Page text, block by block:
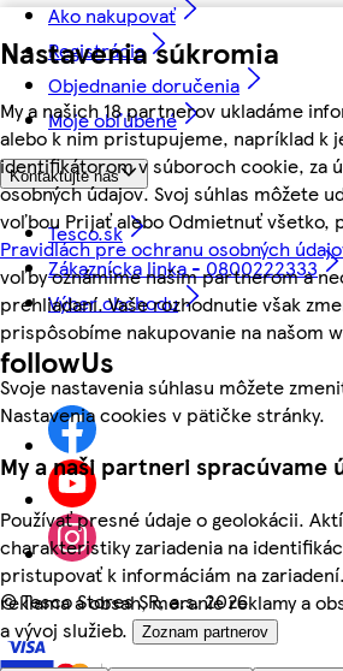
Nastavenia súkromia
My a našich 18 partnerov ukladáme
alebo k nim pristupujeme, napríklad k
identifikátorom v súboroch cookie, za
osobných údajov. Svoj súhlas môžete
voľbou Prijať alebo Odmietnuť všetko,
Pravidlách pre ochranu osobných
voľby oznámime našim partnerom a
prehliadaní. Vaše rozhodnutie však
prispôsobíme nakupovanie na našom
Svoje nastavenia súhlasu môžete
Nastavenia cookies v pätičke stránky.
My a naši partneri spracúvame
Používať presné údaje o geolokácii.
charakteristiky zariadenia na
pristupovať k informáciám na
reklama a obsah, meranie reklamy a
a vývoj služieb.
Zoznam partnerov
Ako nakupovať
Registrácia
Objednanie doručenia
Moje obľúbené
Kontaktujte nás
Tesco.sk
Zákaznícka linka - 0800222333
Výber obchodu
followUs
©Tesco Stores SR, a.s. 2026